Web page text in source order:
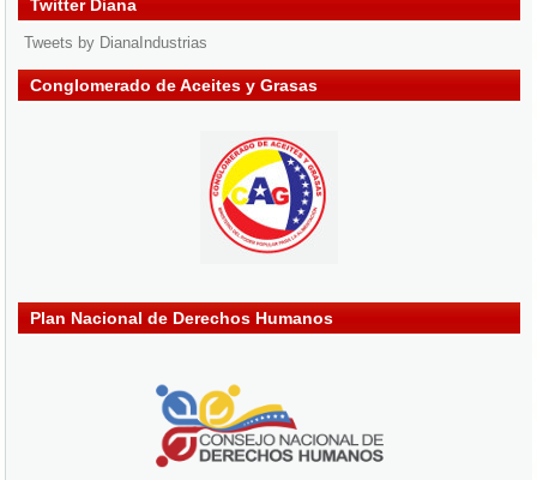
Twitter Diana
Tweets by DianaIndustrias
Conglomerado de Aceites y Grasas
Plan Nacional de Derechos Humanos